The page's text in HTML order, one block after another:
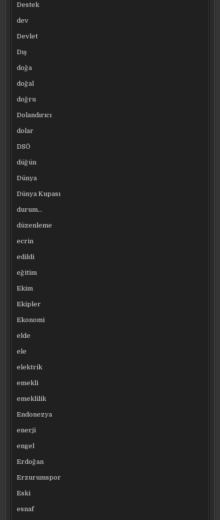
Destek
dev
Devlet
Dış
doğa
doğal
doğru
Dolandırıcı
dolar
DSÖ
düğün
Dünya
Dünya Kupası
durum…
düzenleme
ecrin
edildi
eğitim
Ekim
Ekipler
Ekonomi
elde
ele
elektrik
emekli
emeklilik
Endonezya
enerji
engel
Erdoğan
Erzurumspor
Eski
esnaf